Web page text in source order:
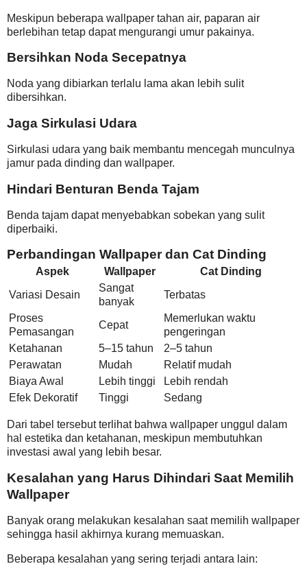
Meskipun beberapa wallpaper tahan air, paparan air
berlebihan tetap dapat mengurangi umur pakainya.
Bersihkan Noda Secepatnya
Noda yang dibiarkan terlalu lama akan lebih sulit
dibersihkan.
Jaga Sirkulasi Udara
Sirkulasi udara yang baik membantu mencegah munculnya
jamur pada dinding dan wallpaper.
Hindari Benturan Benda Tajam
Benda tajam dapat menyebabkan sobekan yang sulit
diperbaiki.
Perbandingan Wallpaper dan Cat Dinding
Aspek Wallpaper
Cat Dinding
Variasi Desain
Sangat
banyak
Terbatas
Proses
Pemasangan
Cepat
Memerlukan waktu
pengeringan
Ketahanan
5–15 tahun
2–5 tahun
Perawatan
Mudah
Relatif mudah
Biaya Awal
Lebih tinggi
Lebih rendah
Efek Dekoratif
Tinggi Sedang
Dari tabel tersebut terlihat bahwa wallpaper unggul dalam
hal estetika dan ketahanan, meskipun membutuhkan
investasi awal yang lebih besar.
Kesalahan yang Harus Dihindari Saat Memilih
Wallpaper
Banyak orang melakukan kesalahan saat memilih wallpaper
sehingga hasil akhirnya kurang memuaskan.
Beberapa kesalahan yang sering terjadi antara lain: